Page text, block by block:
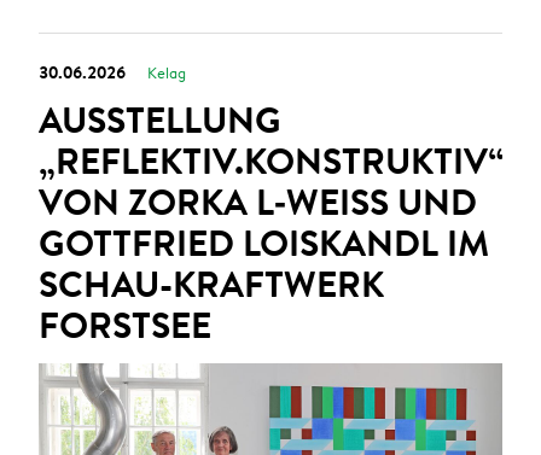
30.06.2026 Kelag
AUSSTELLUNG
„REFLEKTIV.KONSTRUKTIV“
VON ZORKA L‑WEISS UND
GOTTFRIED LOISKANDL IM
SCHAU-KRAFTWERK
FORSTSEE